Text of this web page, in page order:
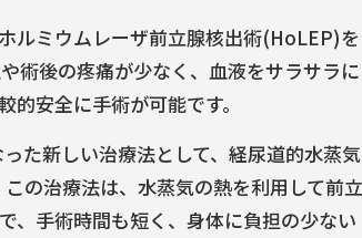
ルミウムレーザ前立腺核出術(HoLEP)を
術後の疼痛が少なく、血液をサラサラに
安全に手術が可能です。
た新しい治療法として、経尿道的水蒸気
の治療法は、水蒸気の熱を利用して前立
、手術時間も短く、身体に負担の少ない